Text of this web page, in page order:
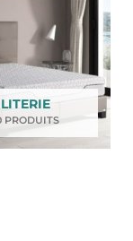
LITERIE
PRODUITS